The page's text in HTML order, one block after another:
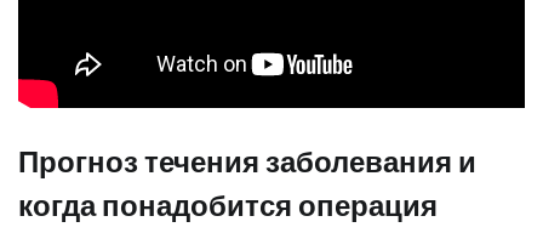
Прогноз течения заболевания и
когда понадобится операция